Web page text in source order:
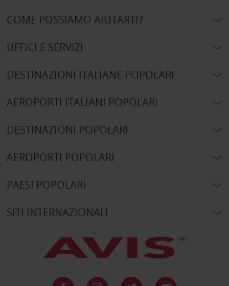
COME POSSIAMO AIUTARTI?
UFFICI E SERVIZI
DESTINAZIONI ITALIANE POPOLARI
AEROPORTI ITALIANI POPOLARI
DESTINAZIONI POPOLARI
AEROPORTI POPOLARI
PAESI POPOLARI
SITI INTERNAZIONALI